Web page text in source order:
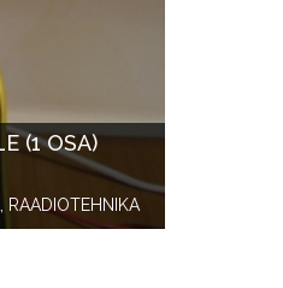
(1 OSA)
RAADIOTEHNIKA